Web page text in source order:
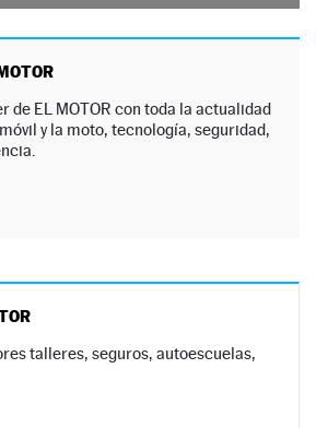
de EL MOTOR con toda la actualidad
y la moto, tecnología, seguridad,
talleres, seguros, autoescuelas,